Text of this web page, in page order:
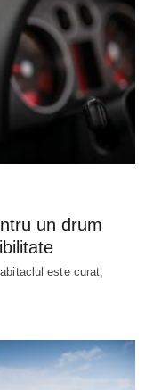
un drum
este curat,